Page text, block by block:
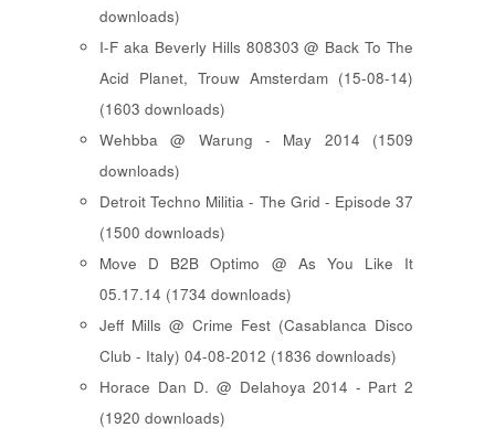
downloads)
I-F aka Beverly Hills 808303 @ Back To The
Acid Planet, Trouw Amsterdam (15-08-14)
(1603 downloads)
Wehbba @ Warung - May 2014 (1509
downloads)
Detroit Techno Militia - The Grid - Episode 37
(1500 downloads)
Move D B2B Optimo @ As You Like It
05.17.14 (1734 downloads)
Jeff Mills @ Crime Fest (Casablanca Disco
Club - Italy) 04-08-2012 (1836 downloads)
Horace Dan D. @ Delahoya 2014 - Part 2
(1920 downloads)